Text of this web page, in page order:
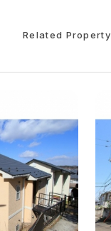
Related Property